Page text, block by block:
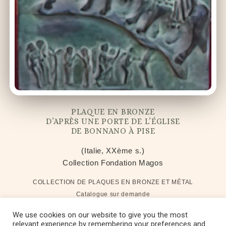
PLAQUE EN BRONZE
D’APRÈS UNE PORTE DE L’ÉGLISE
DE BONNANO À PISE
(Italie, XXème s.)
Collection Fondation Magos
COLLECTION DE PLAQUES EN BRONZE ET MÉTAL
Catalogue sur demande
We use cookies on our website to give you the most
relevant experience by remembering your preferences and